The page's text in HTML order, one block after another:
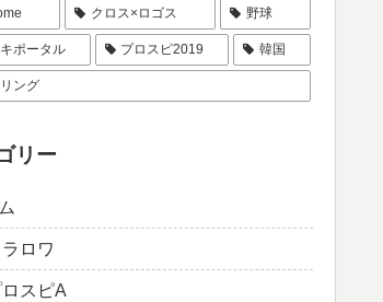
クロス×ロゴス 野球
ポータル プロスピ2019 韓国
ング
リー
ラロワ
スピA